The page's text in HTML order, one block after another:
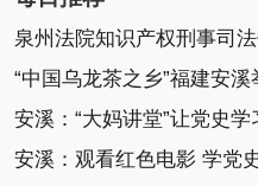
“中国乌龙茶之乡”福建安
安溪：“大妈讲堂”让党史
安溪：观看红色电影 学党